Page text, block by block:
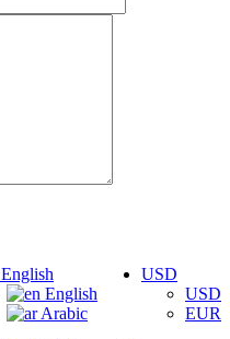
USD
USD
EUR
English
English
Arabic